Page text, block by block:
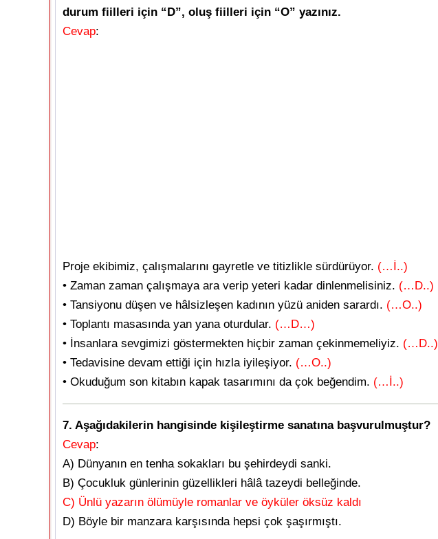
durum fiilleri için “D”, oluş fiilleri için “O” yazınız.
Cevap:
Proje ekibimiz, çalışmalarını gayretle ve titizlikle sürdürüyor. (…İ..)
• Zaman zaman çalışmaya ara verip yeteri kadar dinlenmelisiniz. (…D..)
• Tansiyonu düşen ve hâlsizleşen kadının yüzü aniden sarardı. (…O..)
• Toplantı masasında yan yana oturdular. (…D…)
• İnsanlara sevgimizi göstermekten hiçbir zaman çekinmemeliyiz. (…D..)
• Tedavisine devam ettiği için hızla iyileşiyor. (…O..)
• Okuduğum son kitabın kapak tasarımını da çok beğendim. (…İ..)
7. Aşağıdakilerin hangisinde kişileştirme sanatına başvurulmuştur?
Cevap:
A) Dünyanın en tenha sokakları bu şehirdeydi sanki.
B) Çocukluk günlerinin güzellikleri hâlâ tazeydi belleğinde.
C) Ünlü yazarın ölümüyle romanlar ve öyküler öksüz kaldı
D) Böyle bir manzara karşısında hepsi çok şaşırmıştı.